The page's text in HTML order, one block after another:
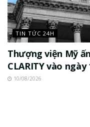
TIN TỨC 24H
Thượng viện Mỹ
CLARITY vào ngày
10/08/2026